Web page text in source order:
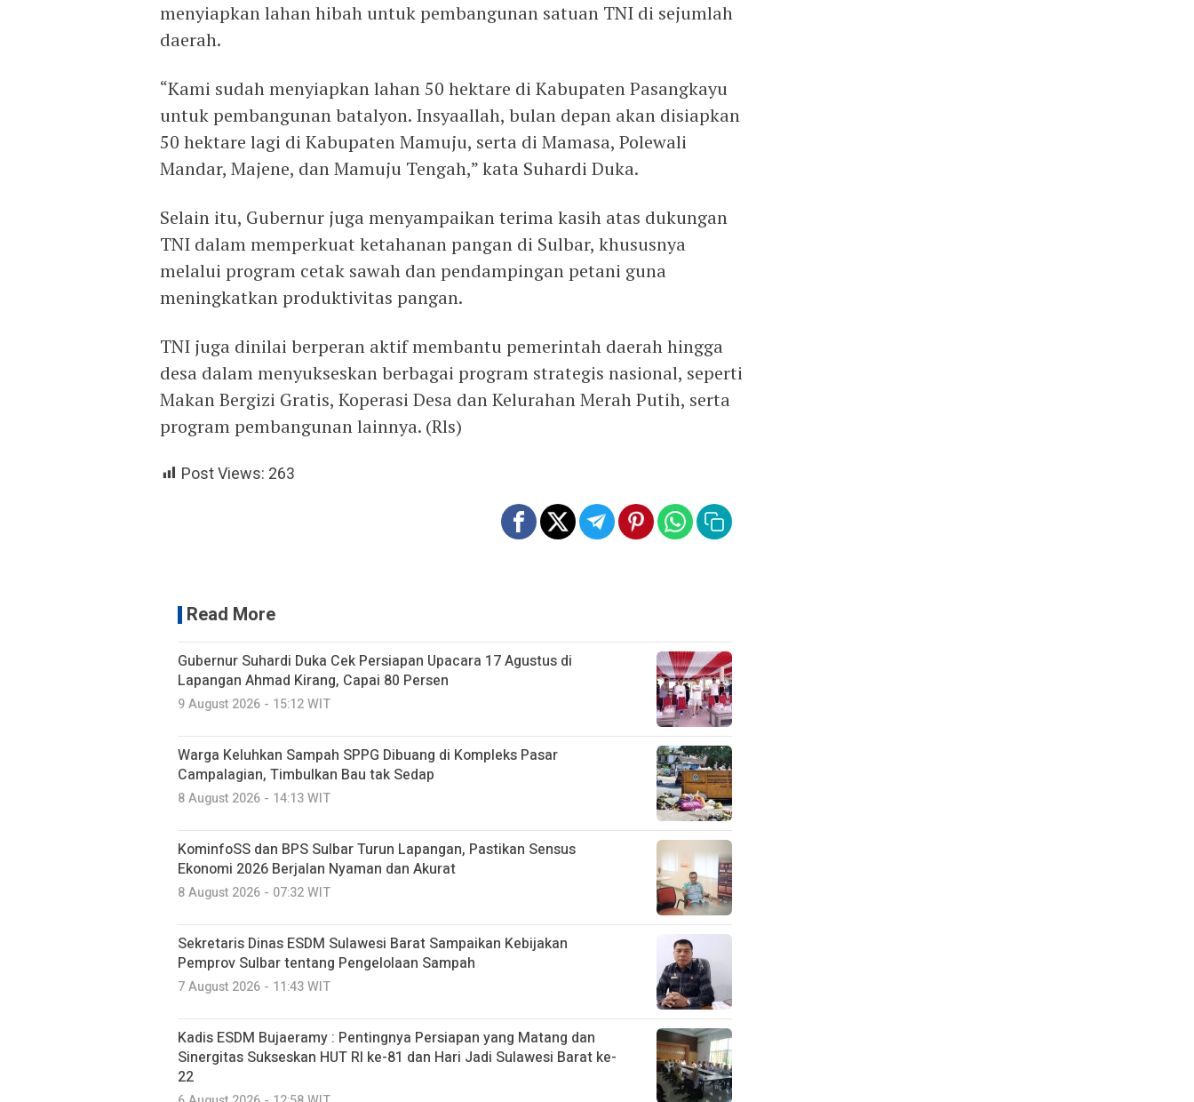
menyiapkan lahan hibah untuk pembangunan satuan TNI di sejumlah
daerah.
“Kami sudah menyiapkan lahan 50 hektare di Kabupaten Pasangkayu
untuk pembangunan batalyon. Insyaallah, bulan depan akan disiapkan
50 hektare lagi di Kabupaten Mamuju, serta di Mamasa, Polewali
Mandar, Majene, dan Mamuju Tengah,” kata Suhardi Duka.
Selain itu, Gubernur juga menyampaikan terima kasih atas dukungan
TNI dalam memperkuat ketahanan pangan di Sulbar, khususnya
melalui program cetak sawah dan pendampingan petani guna
meningkatkan produktivitas pangan.
TNI juga dinilai berperan aktif membantu pemerintah daerah hingga
desa dalam menyukseskan berbagai program strategis nasional, seperti
Makan Bergizi Gratis, Koperasi Desa dan Kelurahan Merah Putih, serta
program pembangunan lainnya. (Rls)
Post Views: 263
Read More
Gubernur Suhardi Duka Cek Persiapan Upacara 17 Agustus di
Lapangan Ahmad Kirang, Capai 80 Persen
9 August 2026 - 15:12 WIT
Warga Keluhkan Sampah SPPG Dibuang di Kompleks Pasar
Campalagian, Timbulkan Bau tak Sedap
8 August 2026 - 14:13 WIT
KominfoSS dan BPS Sulbar Turun Lapangan, Pastikan Sensus
Ekonomi 2026 Berjalan Nyaman dan Akurat
8 August 2026 - 07:32 WIT
Sekretaris Dinas ESDM Sulawesi Barat Sampaikan Kebijakan
Pemprov Sulbar tentang Pengelolaan Sampah
7 August 2026 - 11:43 WIT
Kadis ESDM Bujaeramy : Pentingnya Persiapan yang Matang dan
Sinergitas Sukseskan HUT RI ke-81 dan Hari Jadi Sulawesi Barat ke-
22